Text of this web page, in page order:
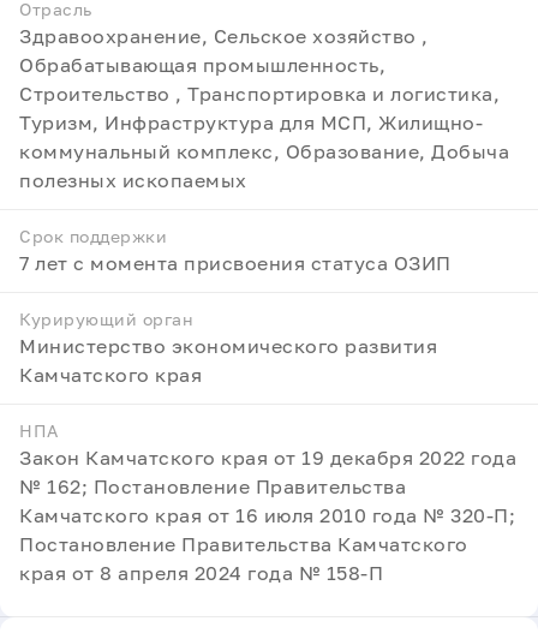
Отрасль
Здравоохранение, Сельское хозяйство ,
Обрабатывающая промышленность,
Строительство , Транспортировка и логистика,
Туризм, Инфраструктура для МСП, Жилищно-
коммунальный комплекс, Образование, Добыча
полезных ископаемых
Срок поддержки
7 лет с момента присвоения статуса ОЗИП
Курирующий орган
Министерство экономического развития
Камчатского края
НПА
Закон Камчатского края от 19 декабря 2022 года
№ 162; Постановление Правительства
Камчатского края от 16 июля 2010 года № 320-П;
Постановление Правительства Камчатского
края от 8 апреля 2024 года № 158-П